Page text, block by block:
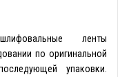
ленты
по оригинальной
упаковки.